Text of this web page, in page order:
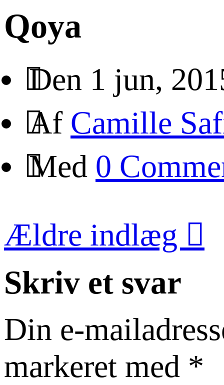
Qoya
Den 1 jun,
Af Camille
Med 0
Ældre indlæg
Skriv et svar
Din e-
markeret med *